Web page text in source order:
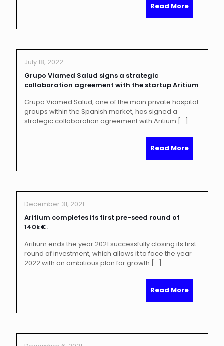
Read More
July 18, 2022
Grupo Viamed Salud signs a strategic
collaboration agreement with the startup Aritium
Grupo Viamed Salud, one of the main private hospital
groups within the Spanish market, has signed a
strategic collaboration agreement with Aritium […]
Read More
December 31, 2021
Aritium completes its first pre-seed round of
140k€.
Aritium ends the year 2021 successfully closing its first
round of investment, which allows it to face the year
2022 with an ambitious plan for growth […]
Read More